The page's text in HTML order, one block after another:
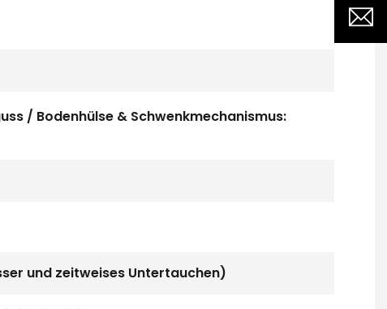
/ Bodenhülse & Schwenkmechanismus:
und zeitweises Untertauchen)